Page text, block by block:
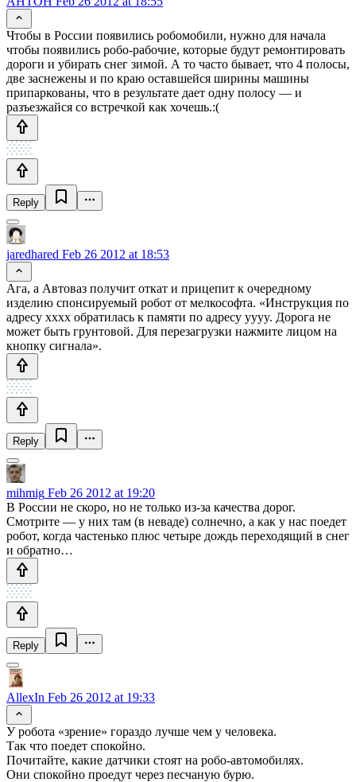
Чтобы в России появились робомобили, нужно для начала
чтобы появились робо-рабочие, которые будут ремонтировать
дороги и убирать снег зимой. А то часто бывает, что 4 полосы,
две заснежены и по краю оставшейся ширины машины
припаркованы, что в результате дает одну полосу — и
разъезжайся со встречкой как хочешь.:(
Reply
jaredhared Feb 26 2012 at 18:53
Ага, а Автоваз получит откат и прицепит к очередному
изделию спонсируемый робот от мелкософта. «Инструкция по
адресу хххх обратилась к памяти по адресу yyyy. Дорога не
может быть грунтовой. Для перезагрузки нажмите лицом на
кнопку сигнала».
Reply
mihmig Feb 26 2012 at 19:20
В России не скоро, но не только из-за качества дорог.
Смотрите — у них там (в неваде) солнечно, а как у нас поедет
робот, когда частенько плюс четыре дождь переходящий в снег
и обратно…
Reply
AllexIn Feb 26 2012 at 19:33
У робота «зрение» гораздо лучше чем у человека.
Так что поедет спокойно.
Почитайте, какие датчики стоят на робо-автомобилях.
Они спокойно проедут через песчаную бурю.